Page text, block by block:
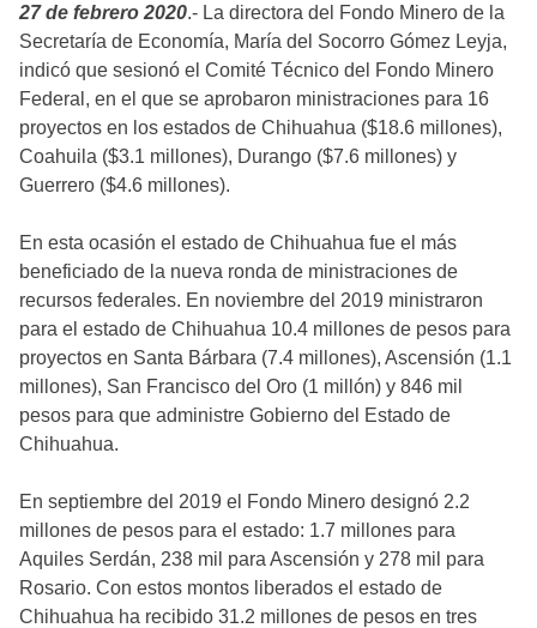
27 de febrero 2020.- La directora del Fondo Minero de la
Secretaría de Economía, María del Socorro Gómez Leyja,
indicó que sesionó el Comité Técnico del Fondo Minero
Federal, en el que se aprobaron ministraciones para 16
proyectos en los estados de Chihuahua ($18.6 millones),
Coahuila ($3.1 millones), Durango ($7.6 millones) y
Guerrero ($4.6 millones).
En esta ocasión el estado de Chihuahua fue el más
beneficiado de la nueva ronda de ministraciones de
recursos federales. En noviembre del 2019 ministraron
para el estado de Chihuahua 10.4 millones de pesos para
proyectos en Santa Bárbara (7.4 millones), Ascensión (1.1
millones), San Francisco del Oro (1 millón) y 846 mil
pesos para que administre Gobierno del Estado de
Chihuahua.
En septiembre del 2019 el Fondo Minero designó 2.2
millones de pesos para el estado: 1.7 millones para
Aquiles Serdán, 238 mil para Ascensión y 278 mil para
Rosario. Con estos montos liberados el estado de
Chihuahua ha recibido 31.2 millones de pesos en tres